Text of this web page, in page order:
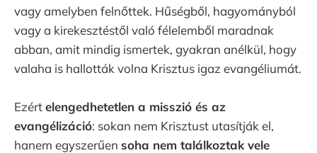
vagy amelyben felnőttek. Hűségből, hagyományból
vagy a kirekesztéstől való félelemből maradnak
abban, amit mindig ismertek, gyakran anélkül, hogy
valaha is hallották volna Krisztus igaz evangéliumát.
Ezértelengedhetetlen a misszió és az
evangélizáció: sokan nem Krisztust utasítják el,
hanem egyszerűen soha nem találkoztak vele